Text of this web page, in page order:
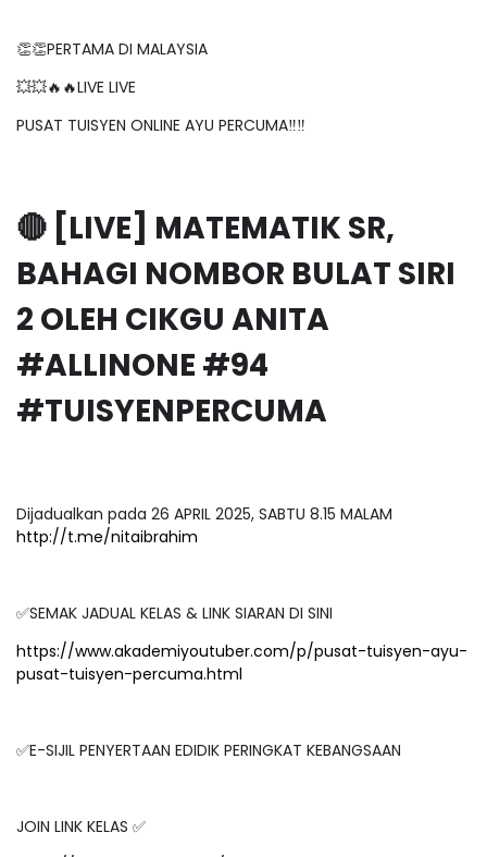
👏👏PERTAMA DI MALAYSIA
💥💥🔥🔥LIVE LIVE
PUSAT TUISYEN ONLINE AYU PERCUMA‼️‼️
🔴 [LIVE] MATEMATIK SR,
BAHAGI NOMBOR BULAT SIRI
2 OLEH CIKGU ANITA
#ALLINONE #94
#TUISYENPERCUMA
Dijadualkan pada 26 APRIL 2025, SABTU 8.15 MALAM
http://t.me/nitaibrahim
✅SEMAK JADUAL KELAS & LINK SIARAN DI SINI
https://www.akademiyoutuber.com/p/pusat-tuisyen-ayu-
pusat-tuisyen-percuma.html
✅E-SIJIL PENYERTAAN EDIDIK PERINGKAT KEBANGSAAN
JOIN LINK KELAS ✅